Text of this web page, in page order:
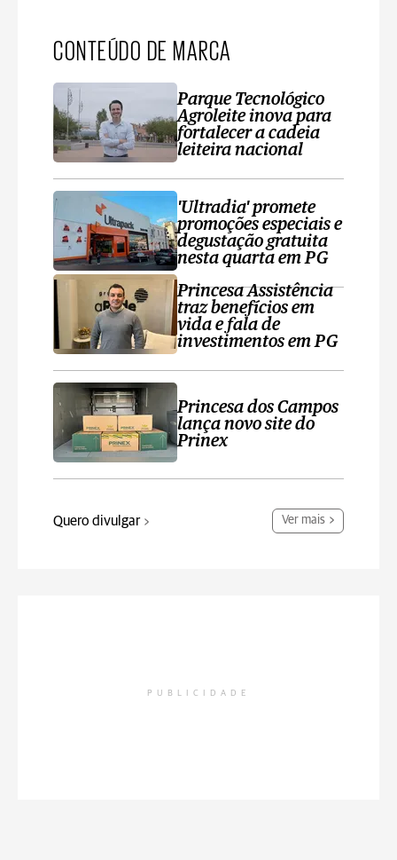
CONTEÚDO DE MARCA
Parque Tecnológico
Agroleite inova para
fortalecer a cadeia
leiteira nacional
'Ultradia' promete
promoções especiais e
degustação gratuita
nesta quarta em PG
Princesa Assistência
traz benefícios em
vida e fala de
investimentos em PG
Princesa dos Campos
lança novo site do
Prinex
Quero divulgar Ver mais
PUBLICIDADE